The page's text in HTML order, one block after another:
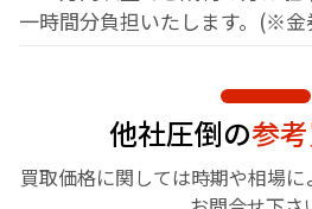
一時間分負担いたします。(※金
他社圧倒の参
買取価格に関しては時期や相場に